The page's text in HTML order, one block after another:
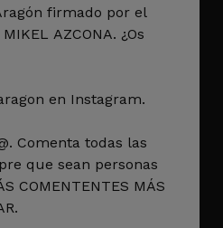
firmado por el
AZCONA. ¿Os
en Instagram.
Comenta todas las
que sean personas
COMENTENTES MÁS